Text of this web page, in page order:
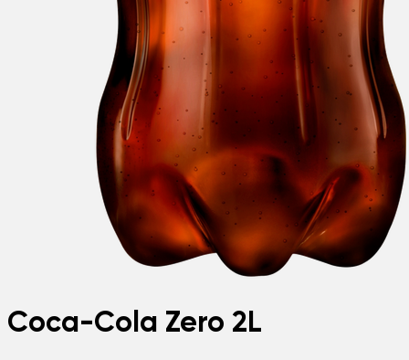
Coca-Cola Zero 2L